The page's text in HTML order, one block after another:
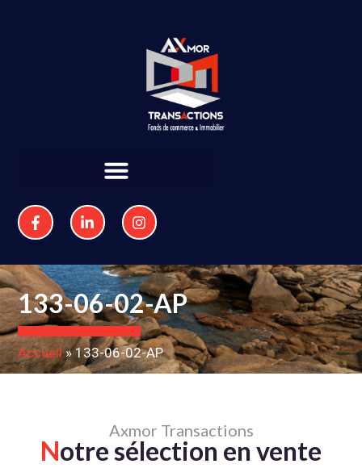
133-06-02-AP
Accueil»133-06-02-AP
Axmor Transactions
Notre sélection en vente